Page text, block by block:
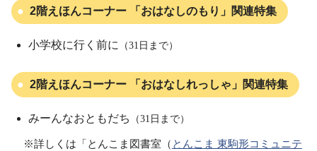
2階えほんコーナー 「おはなしのもり」関連特集
小学校に行く前に （31日まで）
2階えほんコーナー 「おはなしれっしゃ」関連特集
みーんなおともだち （31日まで）
※詳しくは「とんこま図書室（ とんこま 東駒形コミュニテ